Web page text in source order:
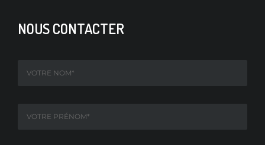
ZOOM SUR BONNEVAL : NOUVEAU PARTENAIRE D’HORECA-
NOUS CONTACTER